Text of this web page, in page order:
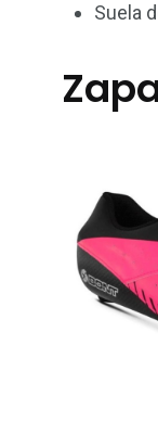
Suela